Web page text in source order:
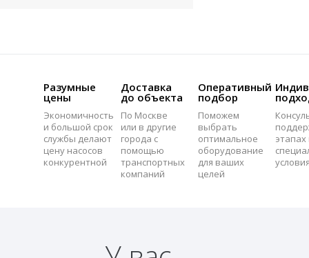
Разумные
цены
Экономичность
и большой срок
службы делают
цену насосов
конкурентной
Доставка
до объекта
По Москве
или в другие
города с
помощью
транспортных
компаний
Оперативный
подбор
Поможем
выбрать
оптимальное
оборудование
для ваших
целей
этапах